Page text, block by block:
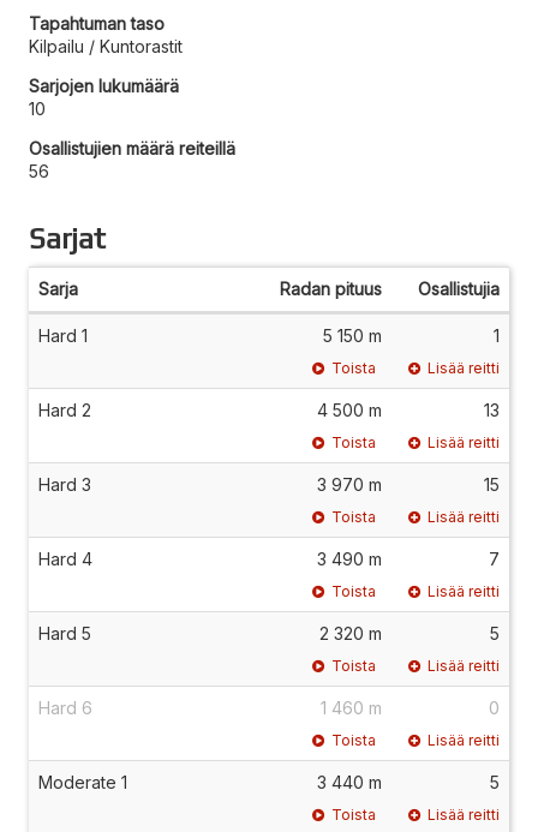
Tapahtuman taso
Kilpailu / Kuntorastit
Sarjojen lukumäärä
10
Osallistujien määrä reiteillä
56
Sarjat
Sarja Radan pituus Osallistujia
Hard 1 5 150 m 1
Toista Lisää reitti
Hard 2 4 500 m 13
Toista Lisää reitti
Hard 3 3 970 m 15
Toista Lisää reitti
Hard 4 3 490 m 7
Toista Lisää reitti
Hard 5 2 320 m 5
Toista Lisää reitti
Hard 6 1 460 m 0
Toista Lisää reitti
Moderate 1 3 440 m 5
Toista Lisää reitti